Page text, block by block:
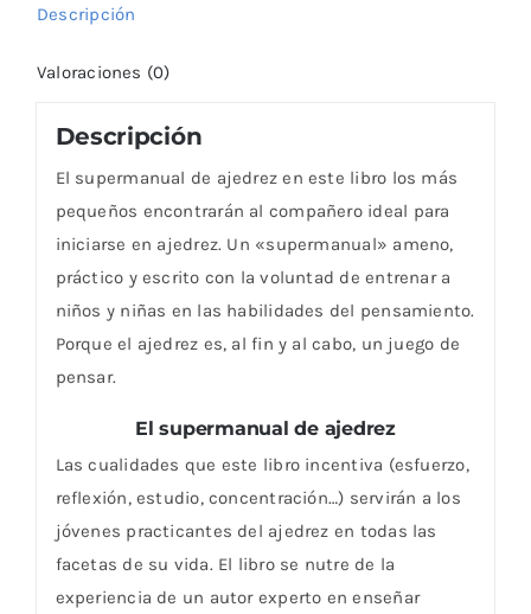
Descripción
Valoraciones (0)
Descripción
El supermanual de ajedrez en este libro los más
pequeños encontrarán al compañero ideal para
iniciarse en ajedrez. Un «supermanual» ameno,
práctico y escrito con la voluntad de entrenar a
niños y niñas en las habilidades del pensamiento.
Porque el ajedrez es, al fin y al cabo, un juego de
pensar.
El supermanual de ajedrez
Las cualidades que este libro incentiva (esfuerzo,
reflexión, estudio, concentración…) servirán a los
jóvenes practicantes del ajedrez en todas las
facetas de su vida. El libro se nutre de la
experiencia de un autor experto en enseñar